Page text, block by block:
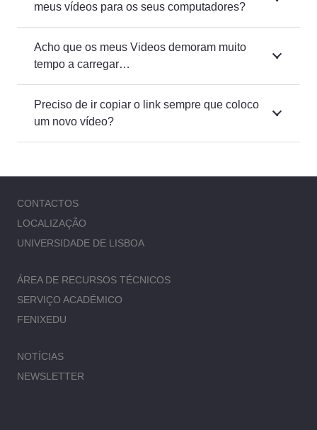
meus vídeos para os seus computadores?
Acho que os meus Videos demoram muito
tempo a carregar…
Preciso de ir copiar o link sempre que coloco
um novo vídeo?
CONTACTOS
LOCALIZAÇÃO
UNIVERSIDADE DE LISBOA
ÁREA DE RECURSOS TÉCNICOS
SERVIÇO ACADÉMICO
FENIXEDU
NOTÍCIAS
NEWSLETTER